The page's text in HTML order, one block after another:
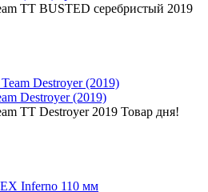
TT BUSTED серебристый 2019
Destroyer (2019)
TT Destroyer 2019 Товар дня!